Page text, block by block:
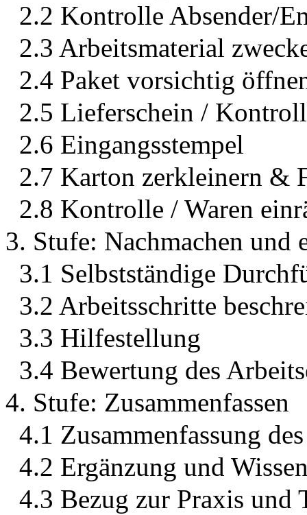
2.2 Kontrolle Absender/
2.3 Arbeitsmaterial
2.4 Paket vorsichtig
2.5 Lieferschein /
2.6 Eingangsstempel
2.7 Karton zerkleinern &
2.8 Kontrolle / Waren
3. Stufe: Nachmachen und
3.1 Selbstständige
3.2 Arbeitsschritte
3.3 Hilfestellung
3.4 Bewertung des
4. Stufe: Zusammenfassen
4.1 Zusammenfassung
4.2 Ergänzung und
4.3 Bezug zur Praxis und